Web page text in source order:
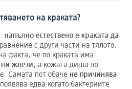
на краката?
напълно естествено е краката да
с други части на тялото.
факта, че по краката има
жлези, а кожата диша по-
Самата пот обаче не причинява
едва когато бактериите